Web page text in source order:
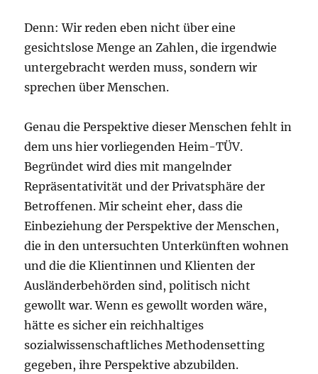
Denn: Wir reden eben nicht über eine
gesichtslose Menge an Zahlen, die irgendwie
untergebracht werden muss, sondern wir
sprechen über Menschen.
Genau die Perspektive dieser Menschen fehlt in
dem uns hier vorliegenden Heim-TÜV.
Begründet wird dies mit mangelnder
Repräsentativität und der Privatsphäre der
Betroffenen. Mir scheint eher, dass die
Einbeziehung der Perspektive der Menschen,
die in den untersuchten Unterkünften wohnen
und die die Klientinnen und Klienten der
Ausländerbehörden sind, politisch nicht
gewollt war. Wenn es gewollt worden wäre,
hätte es sicher ein reichhaltiges
sozialwissenschaftliches Methodensetting
gegeben, ihre Perspektive abzubilden.